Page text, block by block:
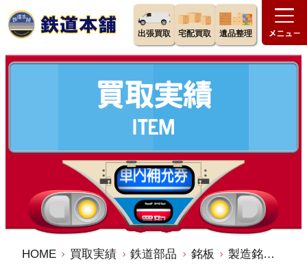
出張買取 宅配買取 遺品整理
HOME 買取実績 鉄道部品 銘板 製造銘板 日本車輌 昭和40年 No.2417 金属製